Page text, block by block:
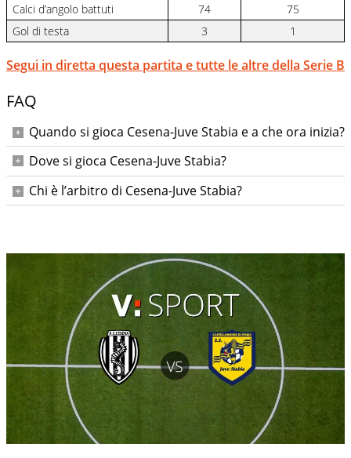
Calci d’angolo battuti
74
75
Gol di testa
3 1
Segui in diretta questa partita e tutte le altre della Serie B
FAQ
Quando si gioca Cesena-Juve Stabia e a che ora inizia?
Sabato 20 dicembre 2025 alle ore 15:00.
Dove si gioca Cesena-Juve Stabia?
All’Orogel Stadium - Dino Manuzzi di Cesena.
Chi è l’arbitro di Cesena-Juve Stabia?